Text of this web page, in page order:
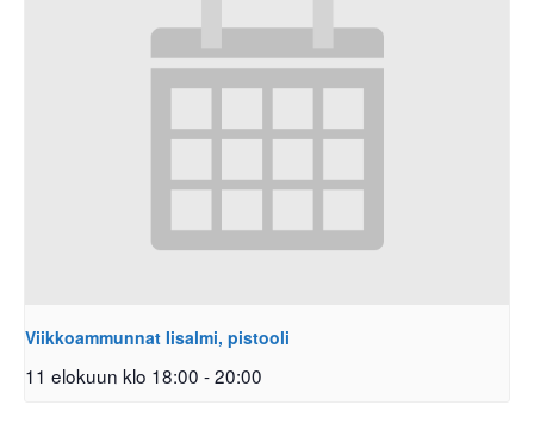
Viikkoammunnat Iisalmi, pistooli
11 elokuun klo 18:00 -20:00